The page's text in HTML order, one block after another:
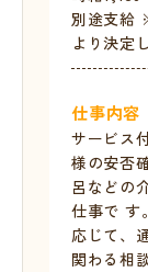
別途支給
より決定
仕事内容
サービス
様の安否
呂などの
仕事で す
応じて、
関わる相